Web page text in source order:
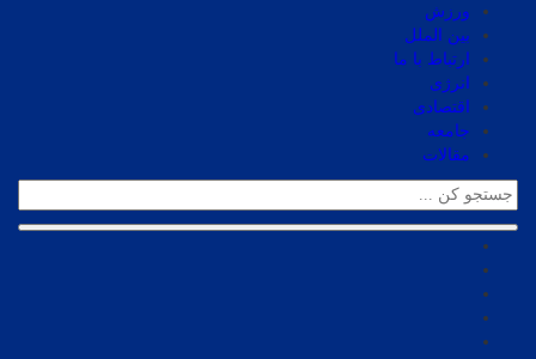
ورزش
بین الملل
ارتباط با ما
انرژی
اقتصادی
جامعه
مقالات